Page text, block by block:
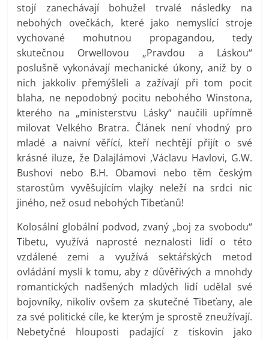
stojí zanechávají bohužel trvalé následky na
nebohých ovečkách, které jako nemyslící stroje
vychované mohutnou propagandou, tedy
skutečnou Orwellovou „Pravdou a Láskou“
poslušně vykonávají mechanické úkony, aniž by o
nich jakkoliv přemýšleli a zažívají při tom pocit
blaha, ne nepodobný pocitu nebohého Winstona,
kterého na „ministerstvu Lásky“ naučili upřímně
milovat Velkého Bratra. Článek není vhodný pro
mladé a naivní věřící, kteří nechtějí přijít o své
krásné iluze, že Dalajlámovi ,Václavu Havlovi, G.W.
Bushovi nebo B.H. Obamovi nebo těm českým
starostům vyvěšujícím vlajky neleží na srdci nic
jiného, než osud nebohých Tibeťanů!
Kolosální globální podvod, zvaný „boj za svobodu“
Tibetu, využívá naprosté neznalosti lidí o této
vzdálené zemi a využívá sektářských metod
ovládání mysli k tomu, aby z důvěřivých a mnohdy
romantických nadšených mladých lidí udělal své
bojovníky, nikoliv ovšem za skutečné Tibeťany, ale
za své politické cíle, ke kterým je sprostě zneužívají.
Nebetyčné hlouposti padající z tiskovin jako